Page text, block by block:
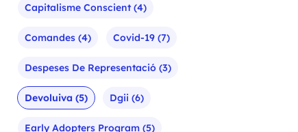
Capitalisme Conscient(4)
Comandes(4) Covid-19(7)
Despeses De Representació(3)
Devoluiva (5) Dgii (6)
Early Adopters Program(5)